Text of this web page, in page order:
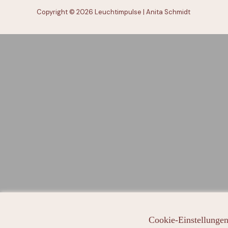
Copyright © 2026 Leuchtimpulse | Anita Schmidt
Cookie-Einstellungen